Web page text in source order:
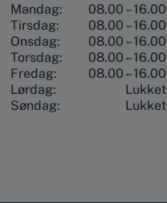
Mandag:
08.00 – 16.00
Tirsdag:
08.00 – 16.00
Onsdag:
08.00 – 16.00
Torsdag:
08.00 – 16.00
Fredag:
08.00 – 16.00
Lørdag:
Lukket
Søndag:
Lukket